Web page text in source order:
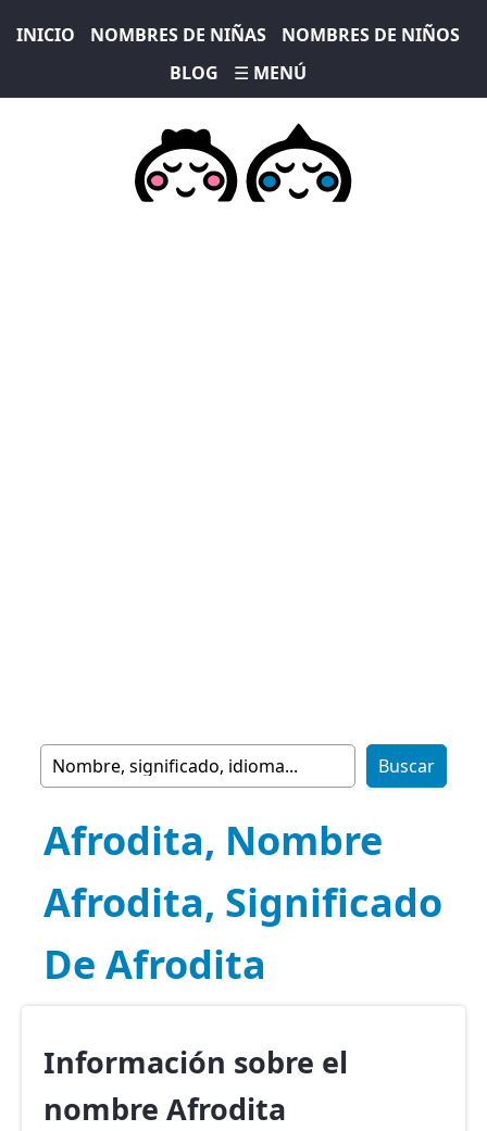
INICIO NOMBRES DE NIÑAS
NOMBRES DE NIÑOS
BLOG
☰ MENÚ
Afrodita, Nombre
Afrodita, Significado
De Afrodita
Información sobre el
nombre Afrodita